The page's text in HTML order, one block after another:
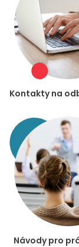
Kontakty na
Návody pro